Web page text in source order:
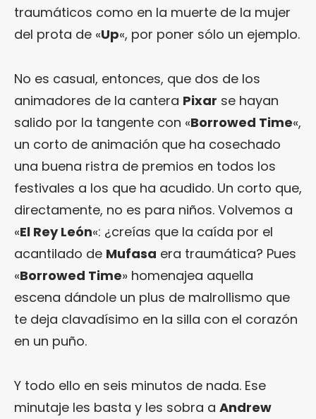
traumáticos como en la muerte de la mujer
del prota de «Up«, por poner sólo un ejemplo.
No es casual, entonces, que dos de los
animadores de la cantera Pixar se hayan
salido por la tangente con «Borrowed Time«,
un corto de animación que ha cosechado
una buena ristra de premios en todos los
festivales a los que ha acudido. Un corto que,
directamente, no es para niños. Volvemos a
«El Rey León«: ¿creías que la caída por el
acantilado de Mufasa era traumática? Pues
«Borrowed Time» homenajea aquella
escena dándole un plus de malrollismo que
te deja clavadísimo en la silla con el corazón
en un puño.
Y todo ello en seis minutos de nada. Ese
minutaje les basta y les sobra a Andrew